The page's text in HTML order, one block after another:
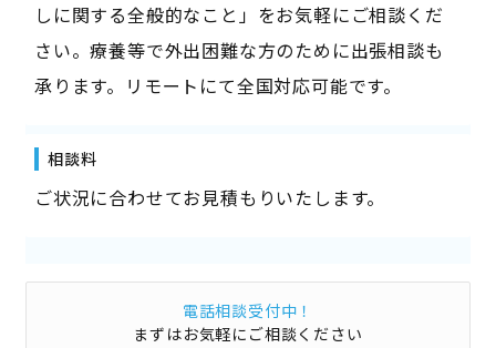
しに関する全般的なこと」をお気軽にご相談くだ
さい。療養等で外出困難な方のために出張相談も
承ります。リモートにて全国対応可能です。
相談料
ご状況に合わせてお見積もりいたします。
電話相談受付中！
まずはお気軽にご相談ください